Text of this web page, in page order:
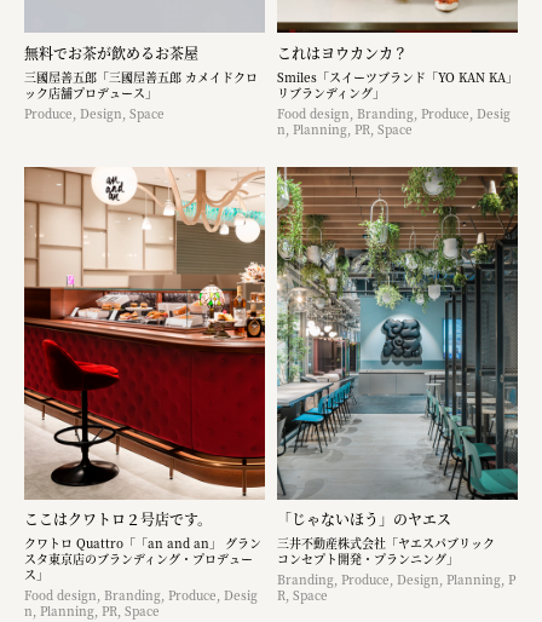
無料でお茶が飲めるお茶屋
三國屋善五郎「三國屋善五郎 カメイドクロ
ック店舗プロデュース」
Produce, Design, Space
これはヨウカンカ？
Smiles「スイーツブランド「YO KAN KA」
リブランディング」
Food design, Branding, Produce, Desig
n, Planning, PR, Space
ここはクワトロ２号店です。
クワトロ Quattro「「an and an」 グラン
スタ東京店のブランディング・プロデュー
ス」
Food design, Branding, Produce, Desig
n, Planning, PR, Space
「じゃないほう」のヤエス
三井不動産株式会社「ヤエスパブリック
コンセプト開発・プランニング」
Branding, Produce, Design, Planning, P
R, Space